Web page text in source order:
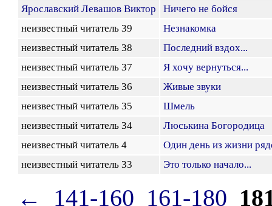
Ярославский Левашов Виктор
Ничего не бойся
неизвестный читатель 39
Незнакомка
неизвестный читатель 38
Последний вздох...
неизвестный читатель 37
Я хочу вернуться...
неизвестный читатель 36
Живые звуки
неизвестный читатель 35
Шмель
неизвестный читатель 34
Люськина Богородица
неизвестный читатель 4
Один день из жизни
неизвестный читатель 33
Это только начало...
← 141-160 161-180